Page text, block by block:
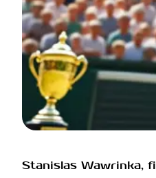
Stanislas Wawrinka,